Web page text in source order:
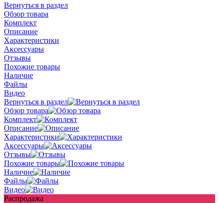
Вернуться в раздел
Обзор товара
Комплект
Описание
Характеристики
Аксессуары
Отзывы
Похожие товары
Наличие
Файлы
Видео
Вернуться в раздел
Обзор товара
Комплект
Описание
Характеристики
Аксессуары
Отзывы
Похожие товары
Наличие
Файлы
Видео
Распродажа